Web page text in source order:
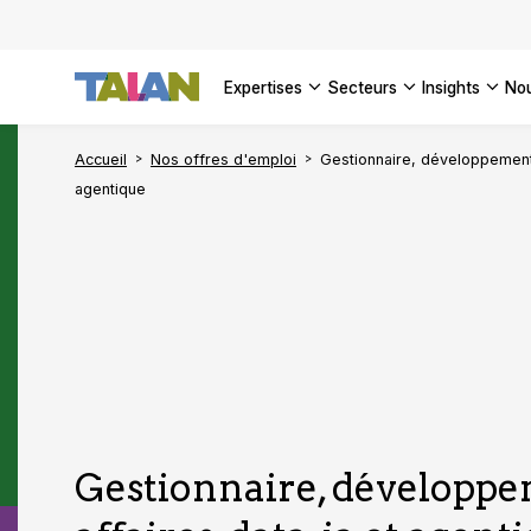
expertises secteurs insights
VOIR
VOIR
Accueil Nos offres d'emploi
Gestionnaire,
agentique
Gestionnaire,